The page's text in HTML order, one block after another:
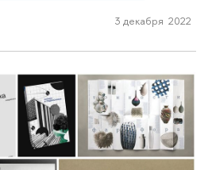
3 декабря 2022